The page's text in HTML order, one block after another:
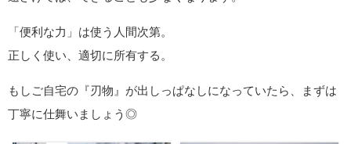
「便利な力」は使う人間次第。
正しく使い、適切に所有する。
もしご自宅の『刃物』が出しっぱなしになっていたら、まずは
丁寧に仕舞いましょう◎